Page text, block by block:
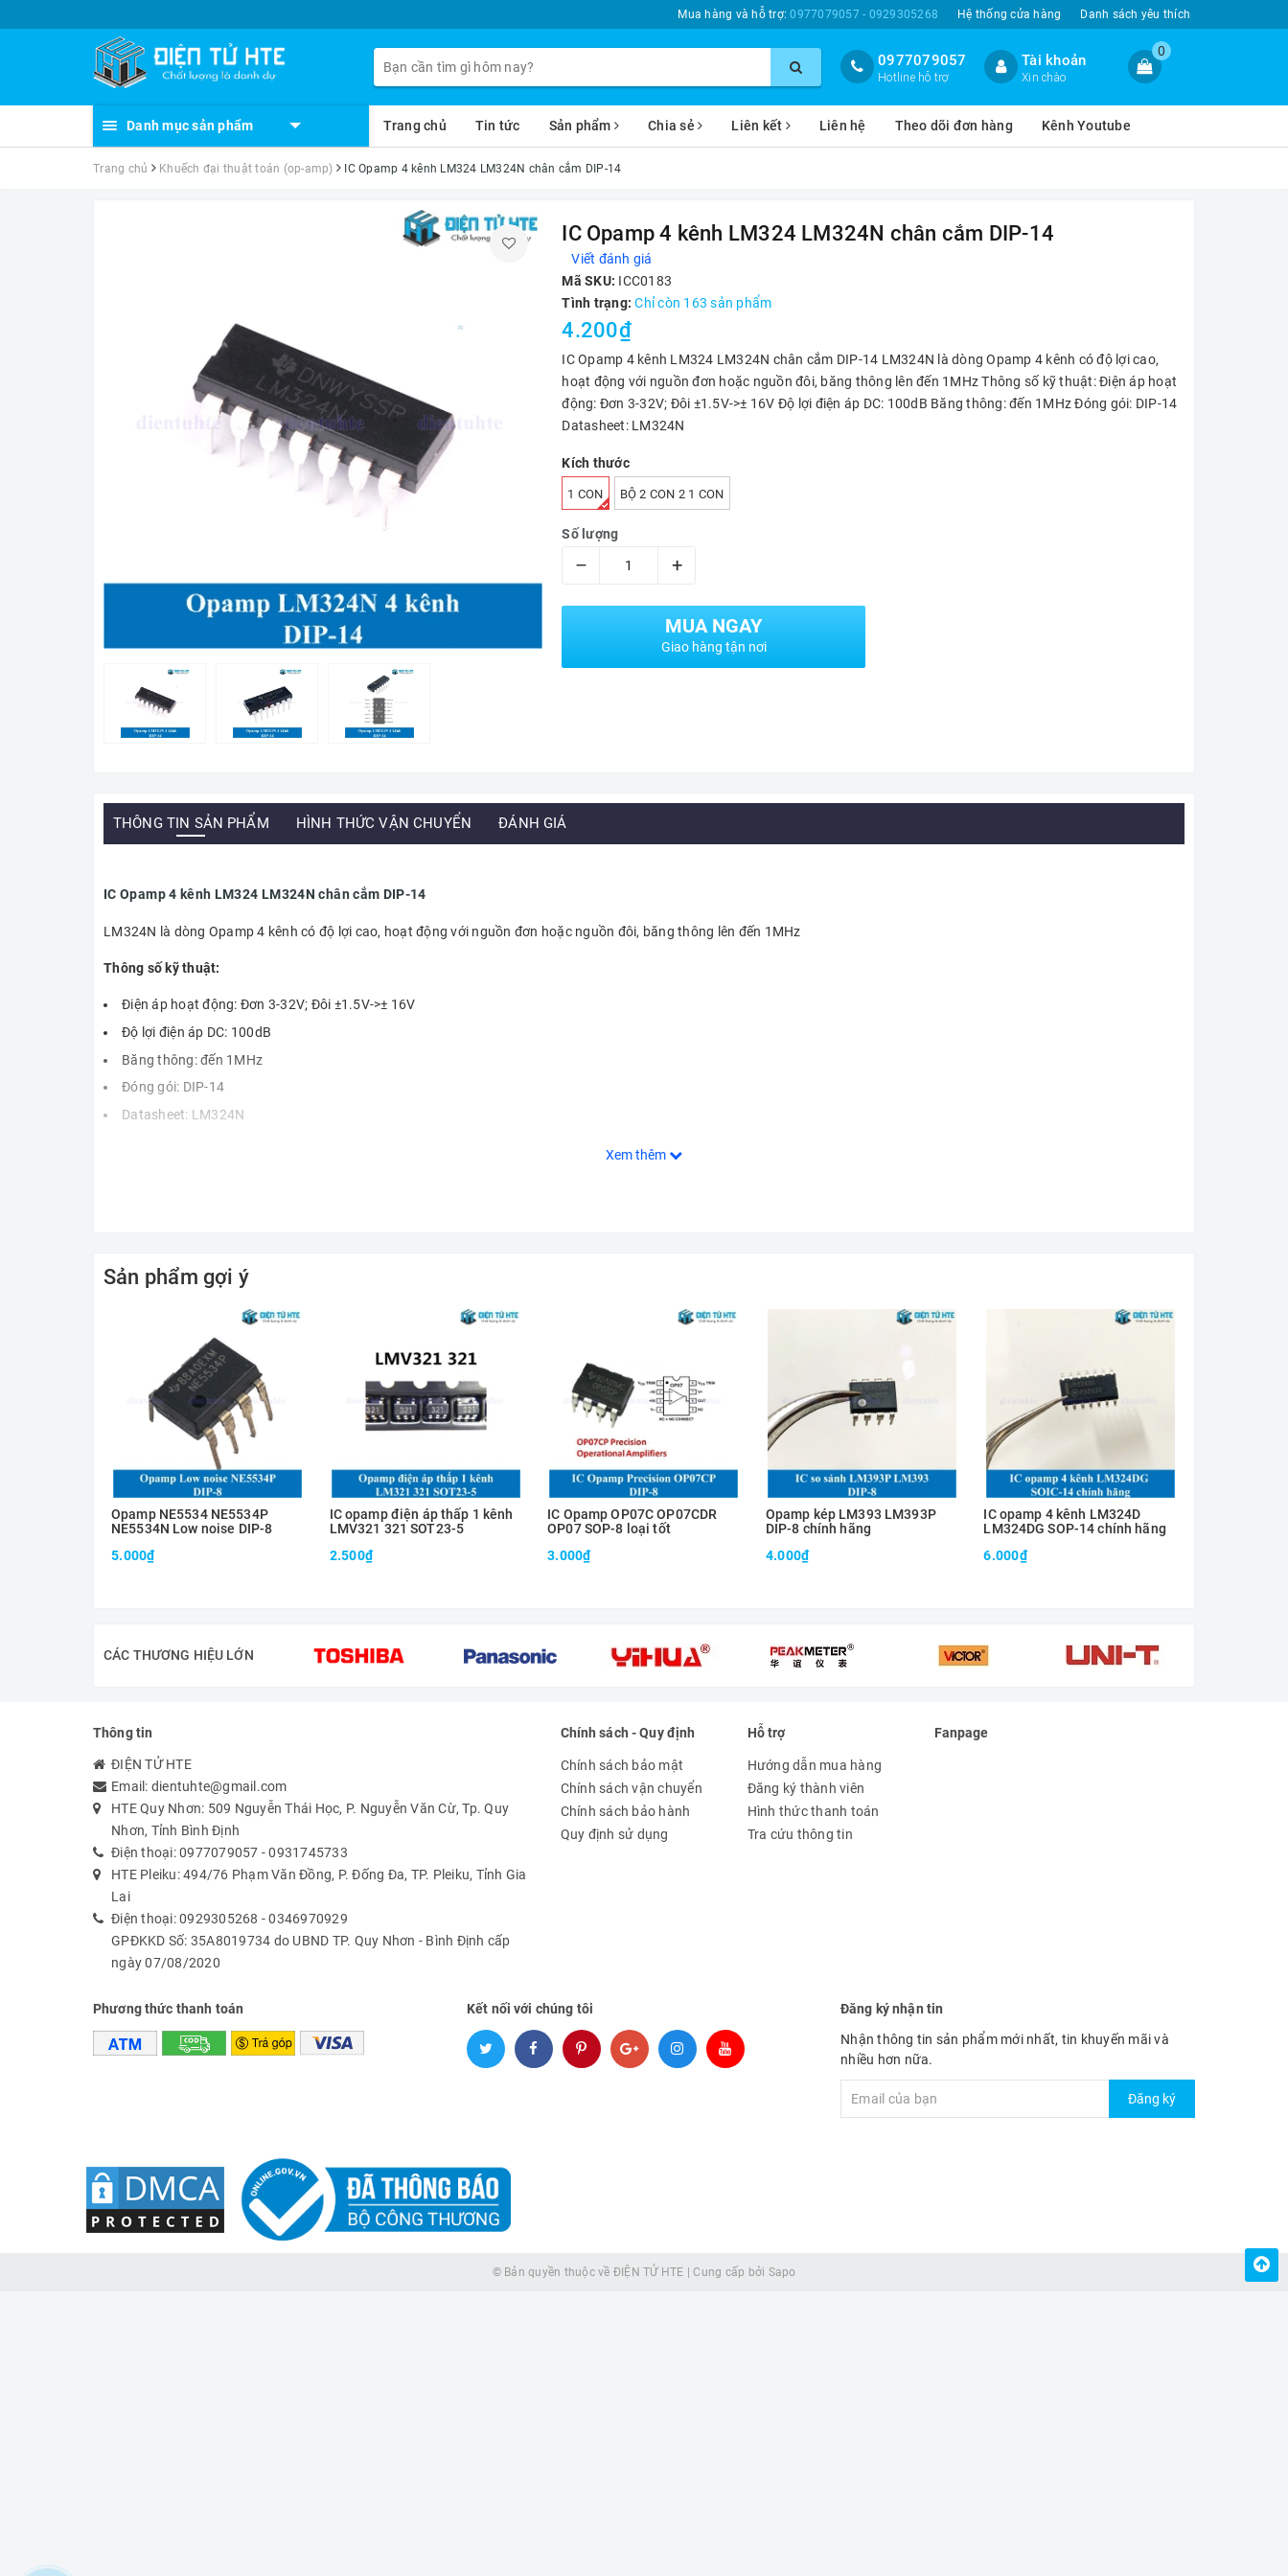
Mua hàng và hỗ trợ:0977079057 - 0929305268 Hệ thống cửa hàng Danh sách yêu thích
0977079057
Hotline hỗ trợ
Tài khoản
Xin chào
0
Danh mục sản phẩm Trang chủ Tin tức Sản phẩm Chia sẻ Liên kết Liên hệ Theo dõi đơn hàng Kênh Youtube
Trang chủ Khuếch đại thuật toán (op-amp) IC Opamp 4 kênh LM324 LM324N chân cắm DIP-14
IC Opamp 4 kênh LM324 LM324N chân cắm DIP-14
Viết đánh giá
Mã SKU: ICC0183
Tình trạng: Chỉ còn 163 sản phẩm
4.200₫
IC Opamp 4 kênh LM324 LM324N chân cắm DIP-14 LM324N là dòng Opamp 4 kênh có độ lợi cao,
hoạt động với nguồn đơn hoặc nguồn đôi, băng thông lên đến 1MHz Thông số kỹ thuật: Điện áp hoạt
động: Đơn 3-32V; Đôi ±1.5V->± 16V Độ lợi điện áp DC: 100dB Băng thông: đến 1MHz Đóng gói: DIP-14
Datasheet: LM324N
Kích thước
1 CON BỘ 2 CON 2 1 CON
Số lượng
– +
MUA NGAY
Giao hàng tận nơi
THÔNG TIN SẢN PHẨM HÌNH THỨC VẬN CHUYỂN ĐÁNH GIÁ
IC Opamp 4 kênh LM324 LM324N chân cắm DIP-14
LM324N là dòng Opamp 4 kênh có độ lợi cao, hoạt động với nguồn đơn hoặc nguồn đôi, băng thông lên đến 1MHz
Thông số kỹ thuật:
Điện áp hoạt động: Đơn 3-32V; Đôi ±1.5V->± 16V
Độ lợi điện áp DC: 100dB
Băng thông: đến 1MHz
Đóng gói: DIP-14
Datasheet: LM324N
Xem thêm
Sản phẩm gợi ý
Opamp NE5534 NE5534P
NE5534N Low noise DIP-8
5.000₫
IC opamp điện áp thấp 1 kênh
LMV321 321 SOT23-5
2.500₫
IC Opamp OP07C OP07CDR
OP07 SOP-8 loại tốt
3.000₫
Opamp kép LM393 LM393P
DIP-8 chính hãng
4.000₫
IC opamp 4 kênh LM324D
LM324DG SOP-14 chính hãng
6.000₫
CÁC THƯƠNG HIỆU LỚN
Thông tin
ĐIỆN TỬ HTE
Email: dientuhte@gmail.com
HTE Quy Nhơn: 509 Nguyễn Thái Học, P. Nguyễn Văn Cừ, Tp. Quy
Nhơn, Tỉnh Bình Định
Điện thoại:0977079057 -0931745733
HTE Pleiku: 494/76 Phạm Văn Đồng, P. Đống Đa, TP. Pleiku, Tỉnh Gia
Lai
Điện thoại:0929305268 -0346970929
GPĐKKD Số: 35A8019734 do UBND TP. Quy Nhơn - Bình Định cấp
ngày 07/08/2020
Chính sách - Quy định
Chính sách bảo mật
Chính sách vận chuyển
Chính sách bảo hành
Quy định sử dụng
Hỗ trợ
Hướng dẫn mua hàng
Đăng ký thành viên
Hình thức thanh toán
Tra cứu thông tin
Fanpage
Phương thức thanh toán Kết nối với chúng tôi
Đăng ký nhận tin
Nhận thông tin sản phẩm mới nhất, tin khuyến mãi và
nhiều hơn nữa.
Đăng ký
© Bản quyền thuộc về ĐIỆN TỬ HTE Cung cấp bởi Sapo